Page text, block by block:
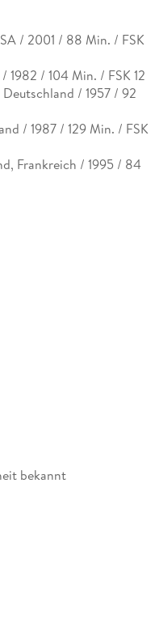
/ 2001 / 88 Min. / FSK
1982 / 104 Min. / FSK 12
/ 1957 / 92
/ 1987 / 129 Min. / FSK
Frankreich / 1995 / 84
bekannt